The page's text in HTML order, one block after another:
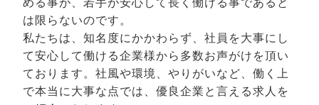
は限らないのです。
私たちは、知名度にかかわらず、社員を大事にし
て安心して働ける企業様から多数お声がけを頂い
ております。社風や環境、やりがいなど、働く上
で本当に大事な点では、優良企業と言える求人を